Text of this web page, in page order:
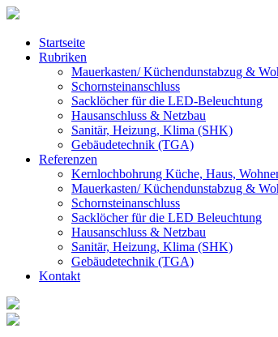
Startseite
Rubriken
Mauerkasten/ Küchendunstabzug &
Schornsteinanschluss
Sacklöcher für die LED-Beleuchtung
Hausanschluss & Netzbau
Sanitär, Heizung, Klima (SHK)
Gebäudetechnik (TGA)
Referenzen
Kernlochbohrung Küche, Haus,
Mauerkasten/ Küchendunstabzug &
Schornsteinanschluss
Sacklöcher für die LED Beleuchtung
Hausanschluss & Netzbau
Sanitär, Heizung, Klima (SHK)
Gebäudetechnik (TGA)
Kontakt